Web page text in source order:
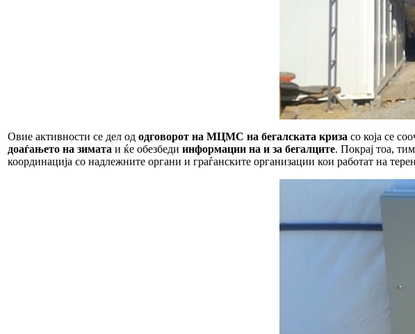
Овие активности се дел од одговорот на МЦМС на бегалската криза со која се
доаѓањето на зимата и ќе обезбеди информации на и за бегалците. Покрај тоа,
координација со надлежните органи и граѓанските организации кои работат на